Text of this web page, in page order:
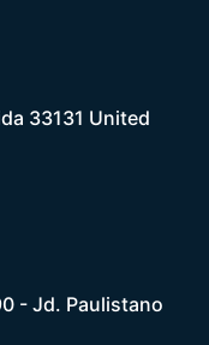
33131 United
- Jd. Paulistano